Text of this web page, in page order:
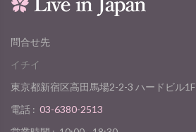
問合せ先
イチイ
東京都新宿区高田馬場2-2-3 ハードビル1F
電話 : 03-6380-2513